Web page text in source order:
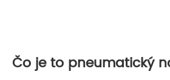
Čo je to pneumatický